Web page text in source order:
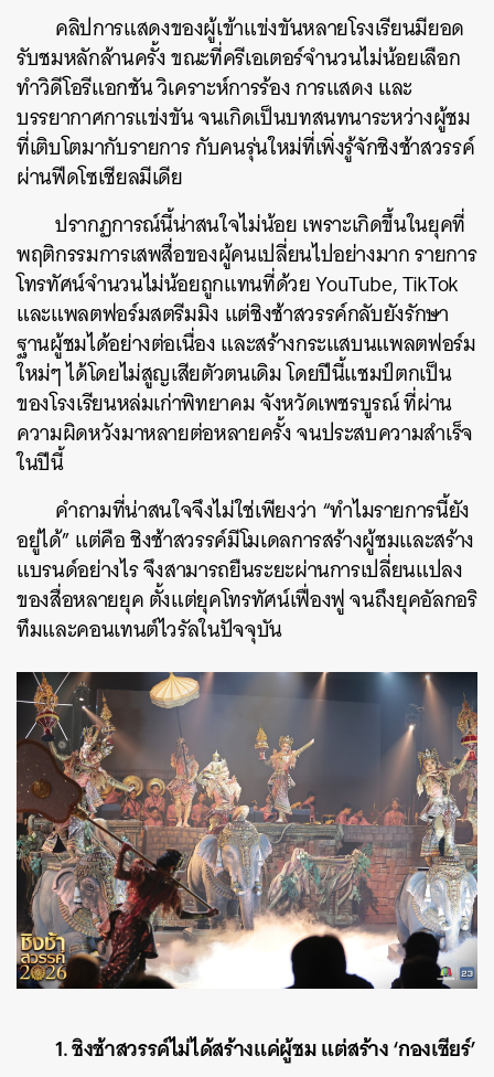
คลิปการแสดงของผู้เข้าแข่งขันหลายโรงเรียนมียอด
รับชมหลักล้านครั้ง ขณะที่ครีเอเตอร์จำนวนไม่น้อยเลือก
ทำวิดีโอรีแอกชัน วิเคราะห์การร้อง การแสดง และ
บรรยากาศการแข่งขัน จนเกิดเป็นบทสนทนาระหว่างผู้ชม
ที่เติบโตมากับรายการ กับคนรุ่นใหม่ที่เพิ่งรู้จักชิงช้าสวรรค์
ผ่านฟีดโซเชียลมีเดีย
ปรากฏการณ์นี้น่าสนใจไม่น้อย เพราะเกิดขึ้นในยุคที่
พฤติกรรมการเสพสื่อของผู้คนเปลี่ยนไปอย่างมาก รายการ
โทรทัศน์จำนวนไม่น้อยถูกแทนที่ด้วย YouTube, TikTok
และแพลตฟอร์มสตรีมมิง แต่ชิงช้าสวรรค์กลับยังรักษา
ฐานผู้ชมได้อย่างต่อเนื่อง และสร้างกระแสบนแพลตฟอร์ม
ใหม่ๆ ได้โดยไม่สูญเสียตัวตนเดิม โดยปีนี้แชมป์ตกเป็น
ของโรงเรียนหล่มเก่าพิทยาคม จังหวัดเพชรบูรณ์ ที่ผ่าน
ความผิดหวังมาหลายต่อหลายครั้ง จนประสบความสำเร็จ
ในปีนี้
คำถามที่น่าสนใจจึงไม่ใช่เพียงว่า “ทำไมรายการนี้ยัง
อยู่ได้” แต่คือ ชิงช้าสวรรค์มีโมเดลการสร้างผู้ชมและสร้าง
แบรนด์อย่างไร จึงสามารถยืนระยะผ่านการเปลี่ยนแปลง
ของสื่อหลายยุค ตั้งแต่ยุคโทรทัศน์เฟื่องฟู จนถึงยุคอัลกอริ
ทึมและคอนเทนต์ไวรัลในปัจจุบัน
1. ชิงช้าสวรรค์ไม่ได้สร้างแค่ผู้ชม แต่สร้าง ‘กองเชียร์’